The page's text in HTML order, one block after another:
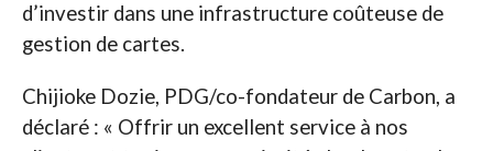
d’investir dans une infrastructure coûteuse de
gestion de cartes.
Chijioke Dozie, PDG/co-fondateur de Carbon, a
déclaré : « Offrir un excellent service à nos